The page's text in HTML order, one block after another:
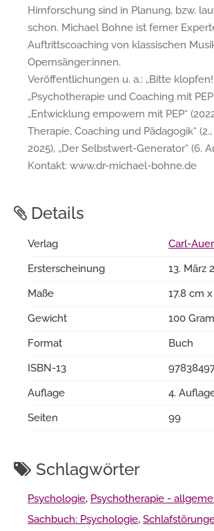
Hirnforschung sind in Planung, bzw.
schon. Michael Bohne ist ferner
Auftrittscoaching von klassischen
Opernsänger:innen.
Veröffentlichungen u. a.: „Bitte
„Psychotherapie und Coaching mit
„Entwicklung empowern mit PEP“
Therapie, Coaching und Pädagogik“
2025), „Der Selbstwert-Generator“ (6.
Kontakt: www.dr-michael-bohne.de
Details
Verlag
Carl-
Ersterscheinung
13. März
Maße
17.8 cm
Gewicht
100
Format
Buch
ISBN-13
Auflage
4.
Seiten
99
Schlagwörter
Psychologie, Psychotherapie -
Sachbuch: Psychologie,